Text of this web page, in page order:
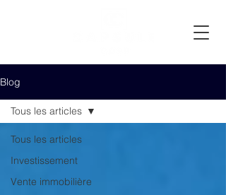
Blog
Tous les articles
Investissement
Vente immobilière
Tous les articles